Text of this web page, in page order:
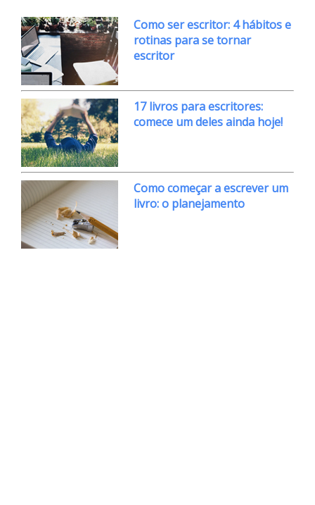
Como ser escritor: 4 hábitos e
rotinas para se tornar
escritor
17 livros para escritores:
comece um deles ainda hoje!
Como começar a escrever um
livro: o planejamento